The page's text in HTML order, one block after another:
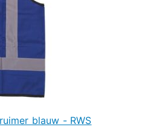
blauw - RWS